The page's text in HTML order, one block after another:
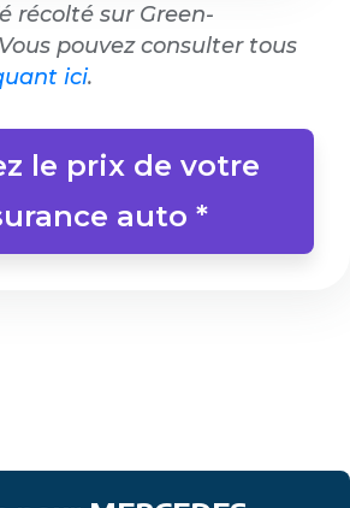
récolté sur Green-
pouvez consulter tous
ici.
le prix de votre
auto *